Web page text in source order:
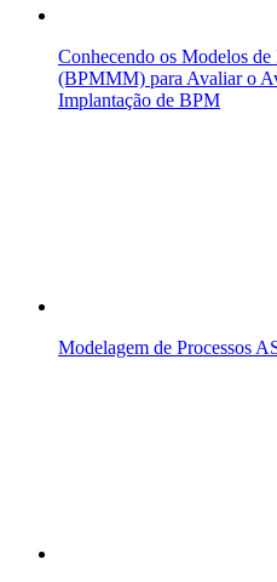
Conhecendo os Modelos de
(BPMMM) para Avaliar o
Implantação de BPM
Modelagem de Processos